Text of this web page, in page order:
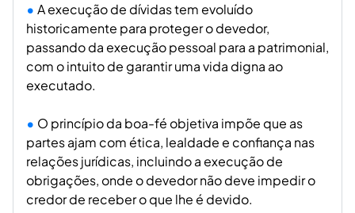
A execução de dívidas tem evoluído
historicamente para proteger o devedor,
passando da execução pessoal para a patrimonial,
com o intuito de garantir uma vida digna ao
executado.
O princípio da boa-fé objetiva impõe que as
partes ajam com ética, lealdade e confiança nas
relações jurídicas, incluindo a execução de
obrigações, onde o devedor não deve impedir o
credor de receber o que lhe é devido.